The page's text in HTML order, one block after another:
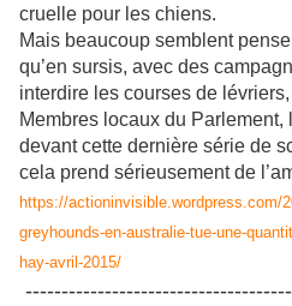
cruelle pour les chiens.
Mais beaucoup semblent
qu’en sursis, avec des
interdire les courses de
Membres locaux du Parlement,
devant cette dernière série de
cela prend sérieusement de
https://actioninvisible.wordpress.com/
greyhounds-en-australie-tue-une-
hay-avril-2015/